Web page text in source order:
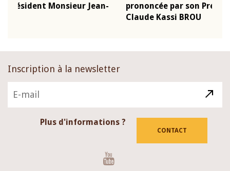
prononcée par son Président Monsieur Jean-
Inscription à la newsletter
Plus d'informations ?
CONTACT